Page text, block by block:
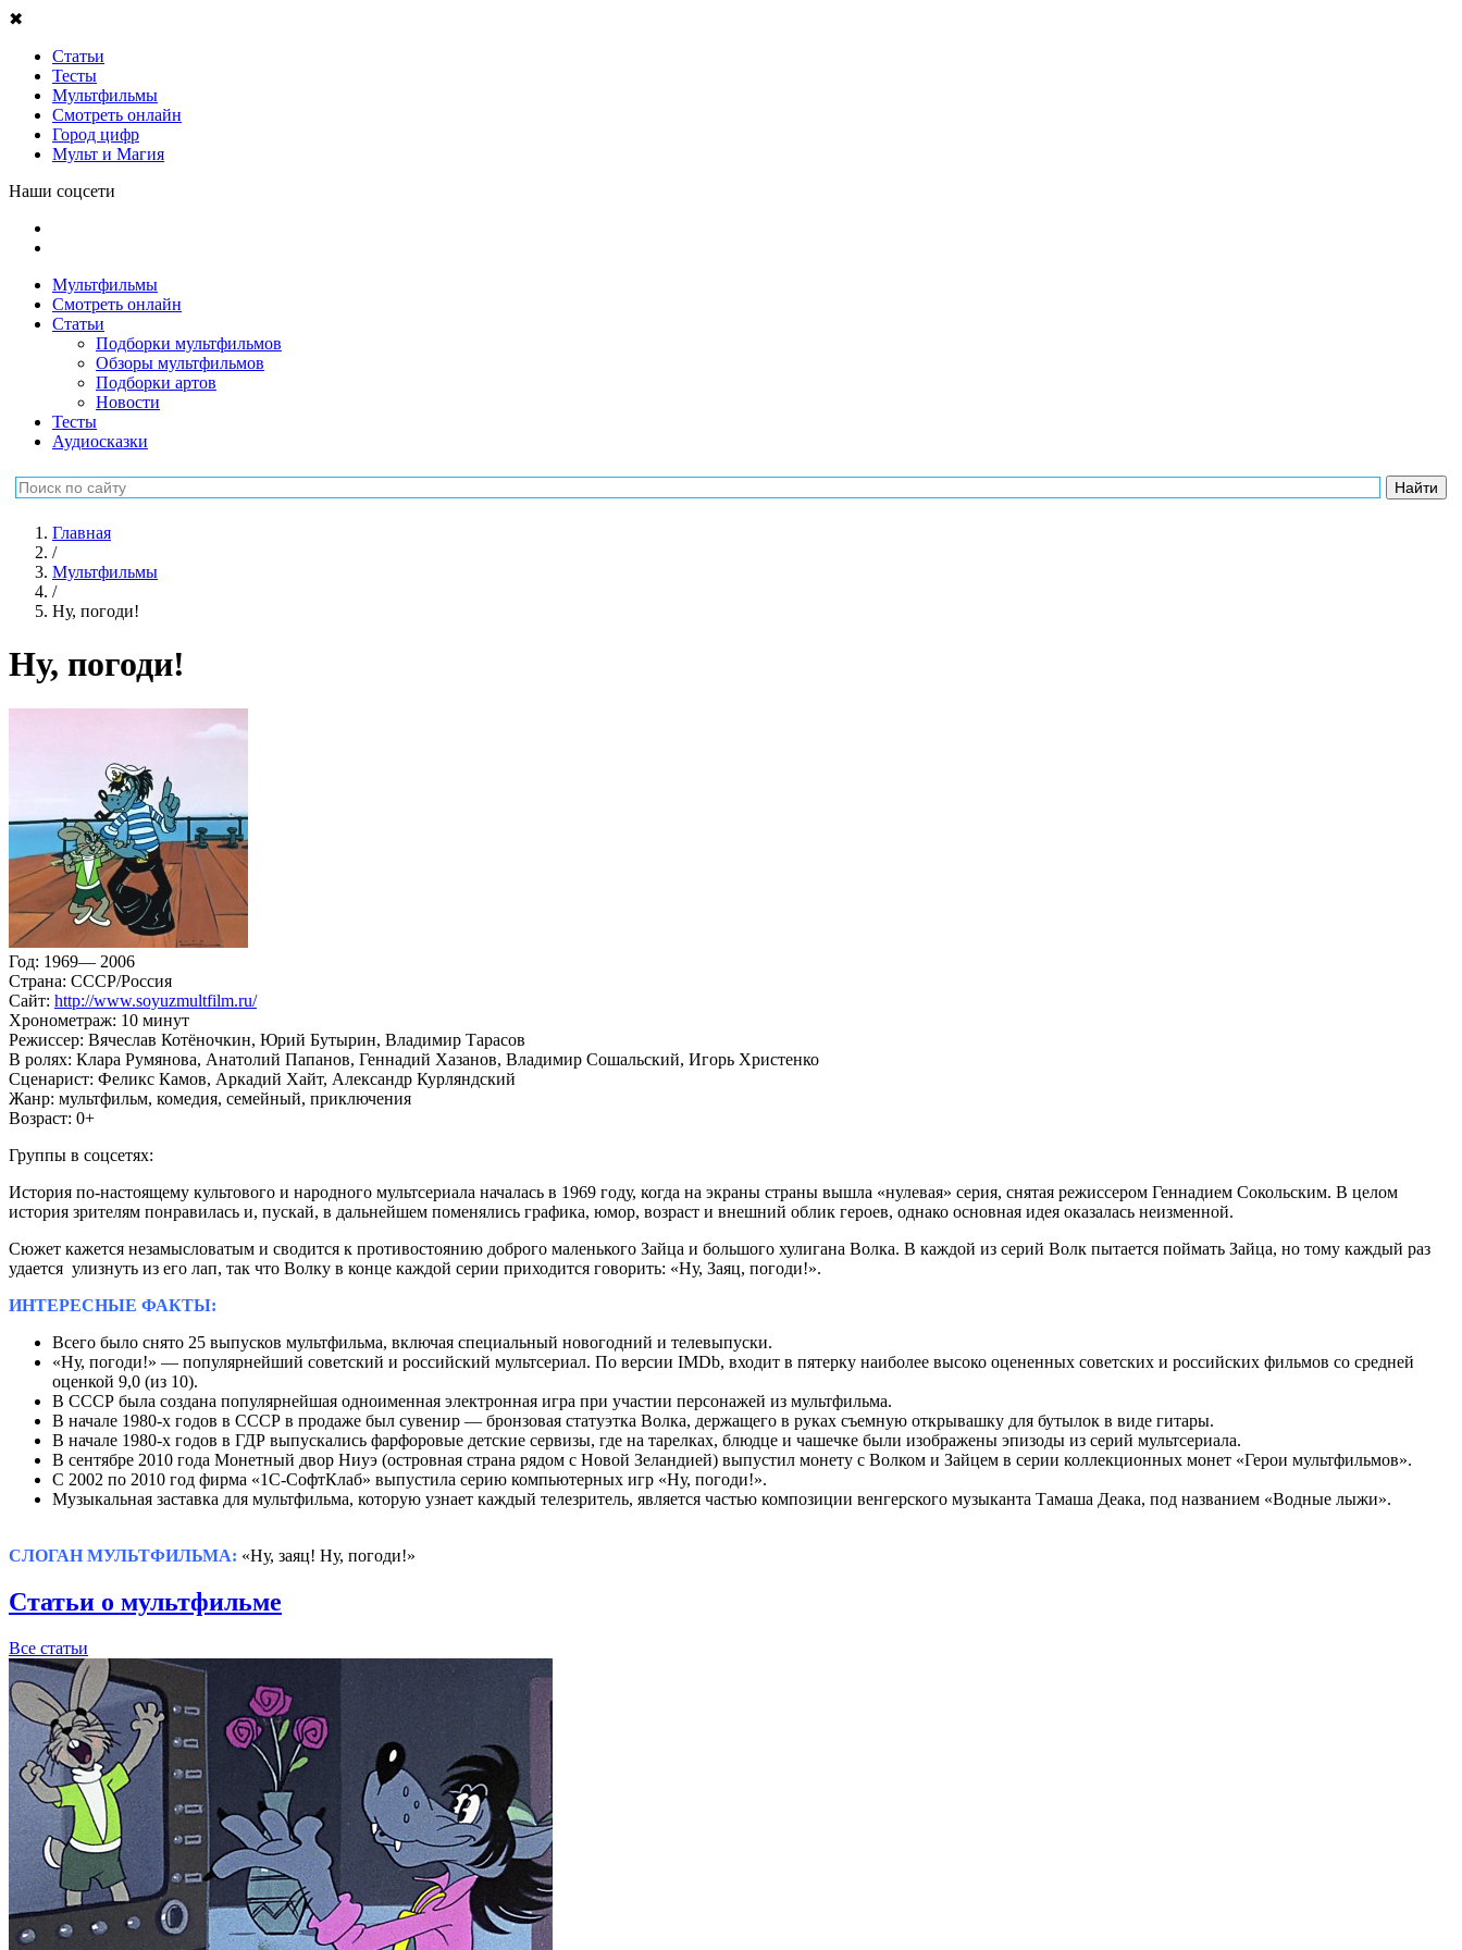
✖
Статьи
Тесты
Мультфильмы
Смотреть онлайн
Город цифр
Мульт и Магия
Наши соцсети
Мультфильмы
Смотреть онлайн
Статьи
Подборки мультфильмов
Обзоры мультфильмов
Подборки артов
Новости
Тесты
Аудиосказки
Главная
/
Мультфильмы
/
Ну, погоди!
Ну, погоди!
Год: 1969— 2006
Страна: СССР/Россия
Сайт: http://www.soyuzmultfilm.ru/
Хронометраж: 10 минут
Режиссер: Вячеслав Котёночкин, Юрий Бутырин, Владимир Тарасов
В ролях: Клара Румянова, Анатолий Папанов, Геннадий Хазанов, Владимир Сошальский, Игорь Христенко
Сценарист: Феликс Камов, Аркадий Хайт, Александр Курляндский
Жанр: мультфильм, комедия, семейный, приключения
Возраст: 0+
Группы в соцсетях:
История по-настоящему культового и народного мультсериала началась в 1969 году, когда на экраны страны вышла «нулевая» серия, снятая режиссером Геннадием Сокольским. В целом
история зрителям понравилась и, пускай, в дальнейшем поменялись графика, юмор, возраст и внешний облик героев, однако основная идея оказалась неизменной.
Сюжет кажется незамысловатым и сводится к противостоянию доброго маленького Зайца и большого хулигана Волка. В каждой из серий Волк пытается поймать Зайца, но тому каждый раз
удается улизнуть из его лап, так что Волку в конце каждой серии приходится говорить: «Ну, Заяц, погоди!».
ИНТЕРЕСНЫЕ ФАКТЫ:
Всего было снято 25 выпусков мультфильма, включая специальный новогодний и телевыпуски.
«Ну, погоди!» — популярнейший советский и российский мультсериал. По версии IMDb, входит в пятерку наиболее высоко оцененных советских и российских фильмов со средней
оценкой 9,0 (из 10).
В СССР была создана популярнейшая одноименная электронная игра при участии персонажей из мультфильма.
В начале 1980-х годов в СССР в продаже был сувенир — бронзовая статуэтка Волка, держащего в руках съемную открывашку для бутылок в виде гитары.
В начале 1980-х годов в ГДР выпускались фарфоровые детские сервизы, где на тарелках, блюдце и чашечке были изображены эпизоды из серий мультсериала.
В сентябре 2010 года Монетный двор Ниуэ (островная страна рядом с Новой Зеландией) выпустил монету с Волком и Зайцем в серии коллекционных монет «Герои мультфильмов».
С 2002 по 2010 год фирма «1С-СофтКлаб» выпустила серию компьютерных игр «Ну, погоди!».
Музыкальная заставка для мультфильма, которую узнает каждый телезритель, является частью композиции венгерского музыканта Тамаша Деака, под названием «Водные лыжи».
СЛОГАН МУЛЬТФИЛЬМА: «Ну, заяц! Ну, погоди!»
Статьи о мультфильме
Все статьи